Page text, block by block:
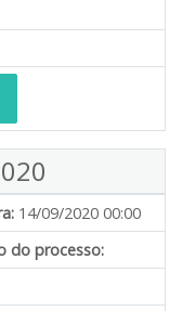
14/09/2020 00:00
do processo: